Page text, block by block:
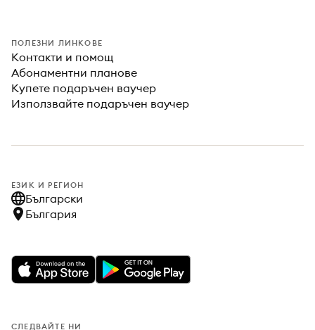
ПОЛЕЗНИ ЛИНКОВЕ
Контакти и помощ
Абонаментни планове
Купете подаръчен ваучер
Използвайте подаръчен ваучер
ЕЗИК И РЕГИОН
Български
България
СЛЕДВАЙТЕ НИ